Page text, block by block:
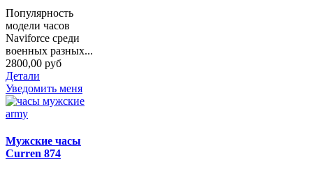
Популярность
модели часов
Naviforce среди
военных разных...
2800,00 руб
Детали
Уведомить меня
Мужские часы
Curren 874